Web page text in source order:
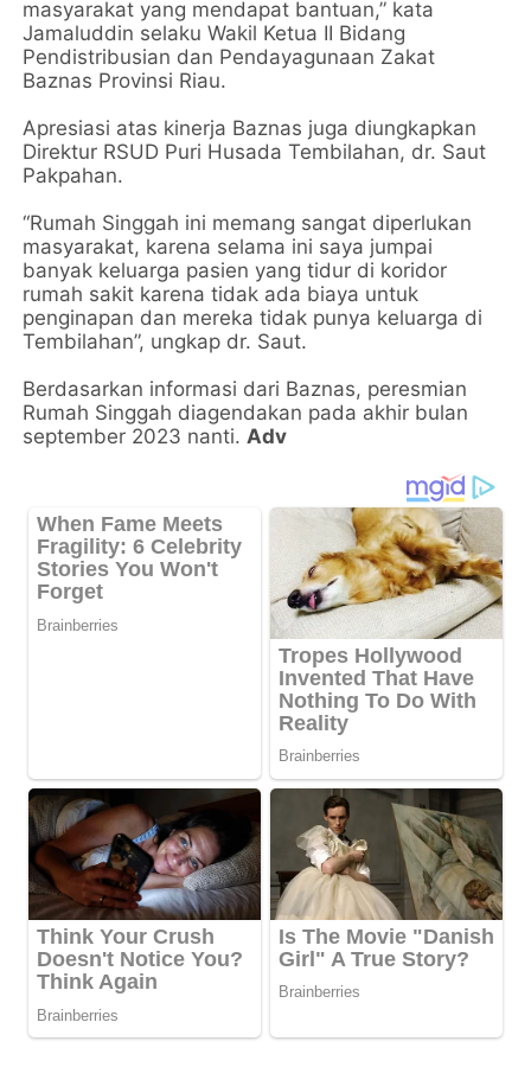
masyarakat yang mendapat bantuan,” kata
Jamaluddin selaku Wakil Ketua II Bidang
Pendistribusian dan Pendayagunaan Zakat
Baznas Provinsi Riau.
Apresiasi atas kinerja Baznas juga diungkapkan
Direktur RSUD Puri Husada Tembilahan, dr. Saut
Pakpahan.
“Rumah Singgah ini memang sangat diperlukan
masyarakat, karena selama ini saya jumpai
banyak keluarga pasien yang tidur di koridor
rumah sakit karena tidak ada biaya untuk
penginapan dan mereka tidak punya keluarga di
Tembilahan”, ungkap dr. Saut.
Berdasarkan informasi dari Baznas, peresmian
Rumah Singgah diagendakan pada akhir bulan
september 2023 nanti.Adv